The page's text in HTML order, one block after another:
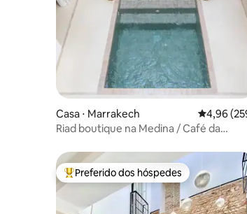
Casa ⋅ Marrakech 4,96 de
4,96
Riad boutique na Medina / Café da
Entre os melhores preferidos dos
Preferido dos hóspedes